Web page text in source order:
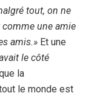
tout, on ne
comme une amie
amis.» Et une
le côté
la
le monde est